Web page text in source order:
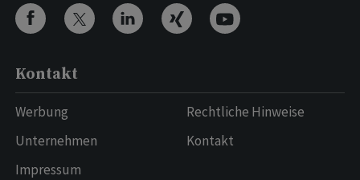
Kontakt
Werbung
Unternehmen
Impressum
Rechtliche Hinweise
Kontakt